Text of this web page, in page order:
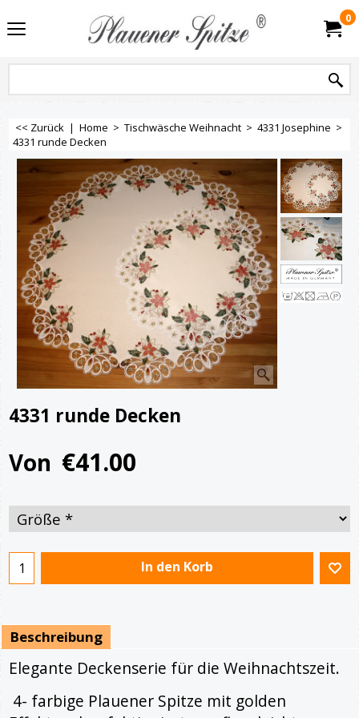
0
<< Zurück | Home > Tischwäsche Weihnacht > 4331 Josephine >
4331 runde Decken
4331 runde Decken
Von €41.00
In den Korb
Beschreibung
Elegante Deckenserie für die Weihnachtszeit.
4- farbige Plauener Spitze mit golden